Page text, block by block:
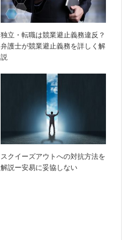
独立・転職は競業避止義務違反？
弁護士が競業避止義務を詳しく解
説
スクイーズアウトへの対抗方法を
解説ー安易に妥協しない